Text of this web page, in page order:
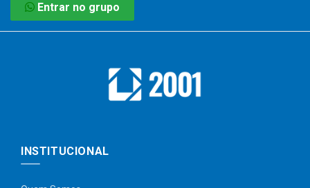
Entrar no grupo
INSTITUCIONAL